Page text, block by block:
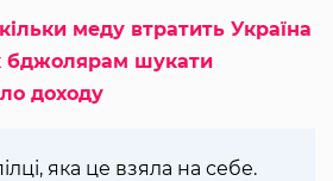
меду втратить Україна
бджолярам шукати
доходу
яка це взяла на себе.